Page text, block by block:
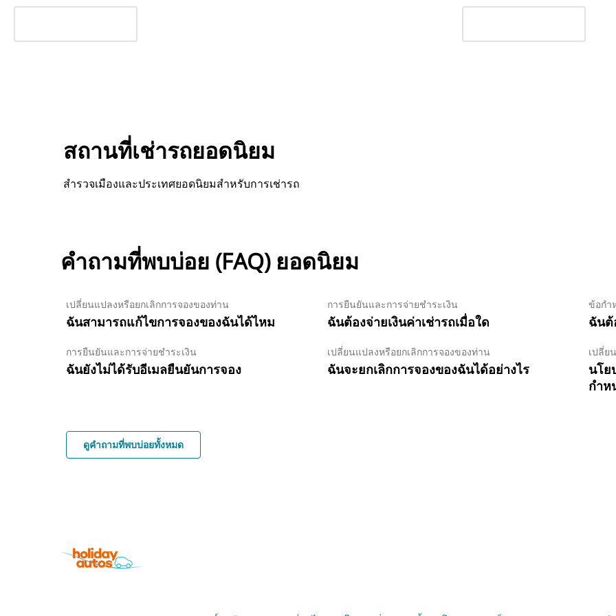
สถานที่เช่ารถยอดนิยม
สำรวจเมืองและประเทศยอดนิยมสำหรับการเช่ารถ
คำถามที่พบบ่อย (FAQ) ยอดนิยม
เปลี่ยนแปลงหรือยกเลิกการจองของท่าน
ฉันสามารถแก้ไขการจองของฉันได้ไหม
การยืนยันและการจ่ายชำระเงิน
ฉันต้องจ่ายเงินค่าเช่ารถเมื่อใด
ข้อกำ
ฉันต้
การยืนยันและการจ่ายชำระเงิน
ฉันยังไม่ได้รับอีเมลยืนยันการจอง
เปลี่ยนแปลงหรือยกเลิกการจองของท่าน
ฉันจะยกเลิกการจองของฉันได้อย่างไร
เปลี่ย
นโย
กำห
ดูคำถามที่พบบ่อยทั้งหมด